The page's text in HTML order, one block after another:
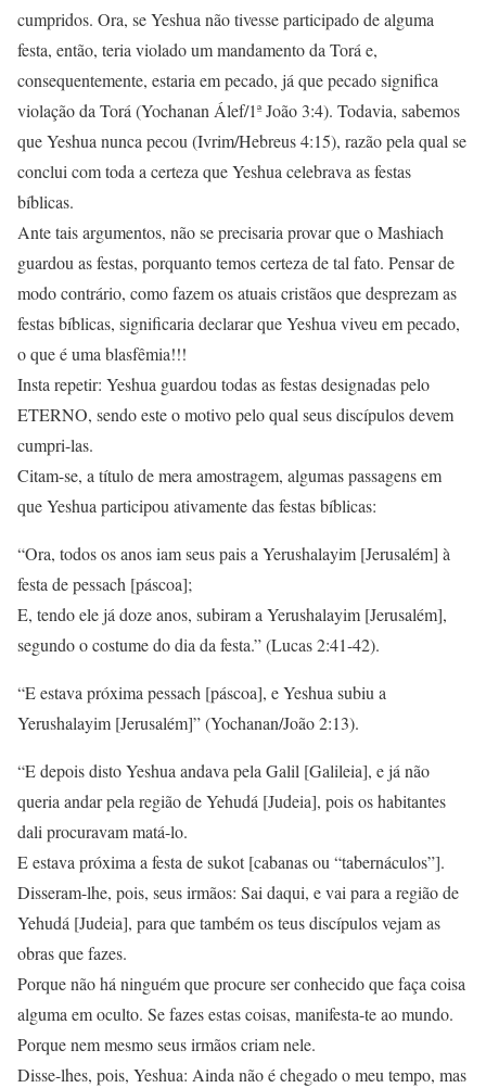
cumpridos. Ora, se Yeshua não tivesse participado de alguma
festa, então, teria violado um mandamento da Torá e,
consequentemente, estaria em pecado, já que pecado significa
violação da Torá (Yochanan Álef/1ª João 3:4). Todavia, sabemos
que Yeshua nunca pecou (Ivrim/Hebreus 4:15), razão pela qual se
conclui com toda a certeza que Yeshua celebrava as festas
bíblicas.
Ante tais argumentos, não se precisaria provar que o Mashiach
guardou as festas, porquanto temos certeza de tal fato. Pensar de
modo contrário, como fazem os atuais cristãos que desprezam as
festas bíblicas, significaria declarar que Yeshua viveu em pecado,
o que é uma blasfêmia!!!
Insta repetir: Yeshua guardou todas as festas designadas pelo
ETERNO, sendo este o motivo pelo qual seus discípulos devem
cumpri-las.
Citam-se, a título de mera amostragem, algumas passagens em
que Yeshua participou ativamente das festas bíblicas:
“Ora, todos os anos iam seus pais a Yerushalayim [Jerusalém] à
festa de pessach [páscoa];
E, tendo ele já doze anos, subiram a Yerushalayim [Jerusalém],
segundo o costume do dia da festa.” (Lucas 2:41-42).
“E estava próxima pessach [páscoa], e Yeshua subiu a
Yerushalayim [Jerusalém]” (Yochanan/João 2:13).
“E depois disto Yeshua andava pela Galil [Galileia], e já não
queria andar pela região de Yehudá [Judeia], pois os habitantes
dali procuravam matá-lo.
E estava próxima a festa de sukot [cabanas ou “tabernáculos”].
Disseram-lhe, pois, seus irmãos: Sai daqui, e vai para a região de
Yehudá [Judeia], para que também os teus discípulos vejam as
obras que fazes.
Porque não há ninguém que procure ser conhecido que faça coisa
alguma em oculto. Se fazes estas coisas, manifesta-te ao mundo.
Porque nem mesmo seus irmãos criam nele.
Disse-lhes, pois, Yeshua: Ainda não é chegado o meu tempo, mas